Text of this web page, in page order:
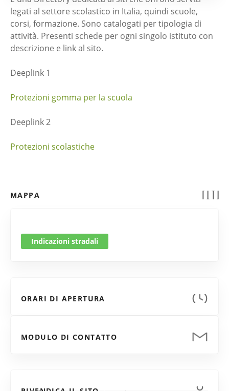
legati al settore scolastico in Italia, quindi scuole,
corsi, formazione. Sono catalogati per tipologia di
attività. Presenti schede per ogni singolo istituto con
descrizione e link al sito.
Deeplink 1
Protezioni gomma per la scuola
Deeplink 2
Protezioni scolastiche
MAPPA
Indicazioni stradali
ORARI DI APERTURA
MODULO DI CONTATTO